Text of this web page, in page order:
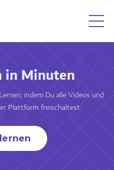
in Minuten
indem Du alle Videos und
Plattform freischaltest.